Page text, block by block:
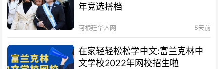
年竞选搭档
阿根廷华人网 5天前
在家轻轻松松学中文:富兰克林中
文学校2022年网校招生啦